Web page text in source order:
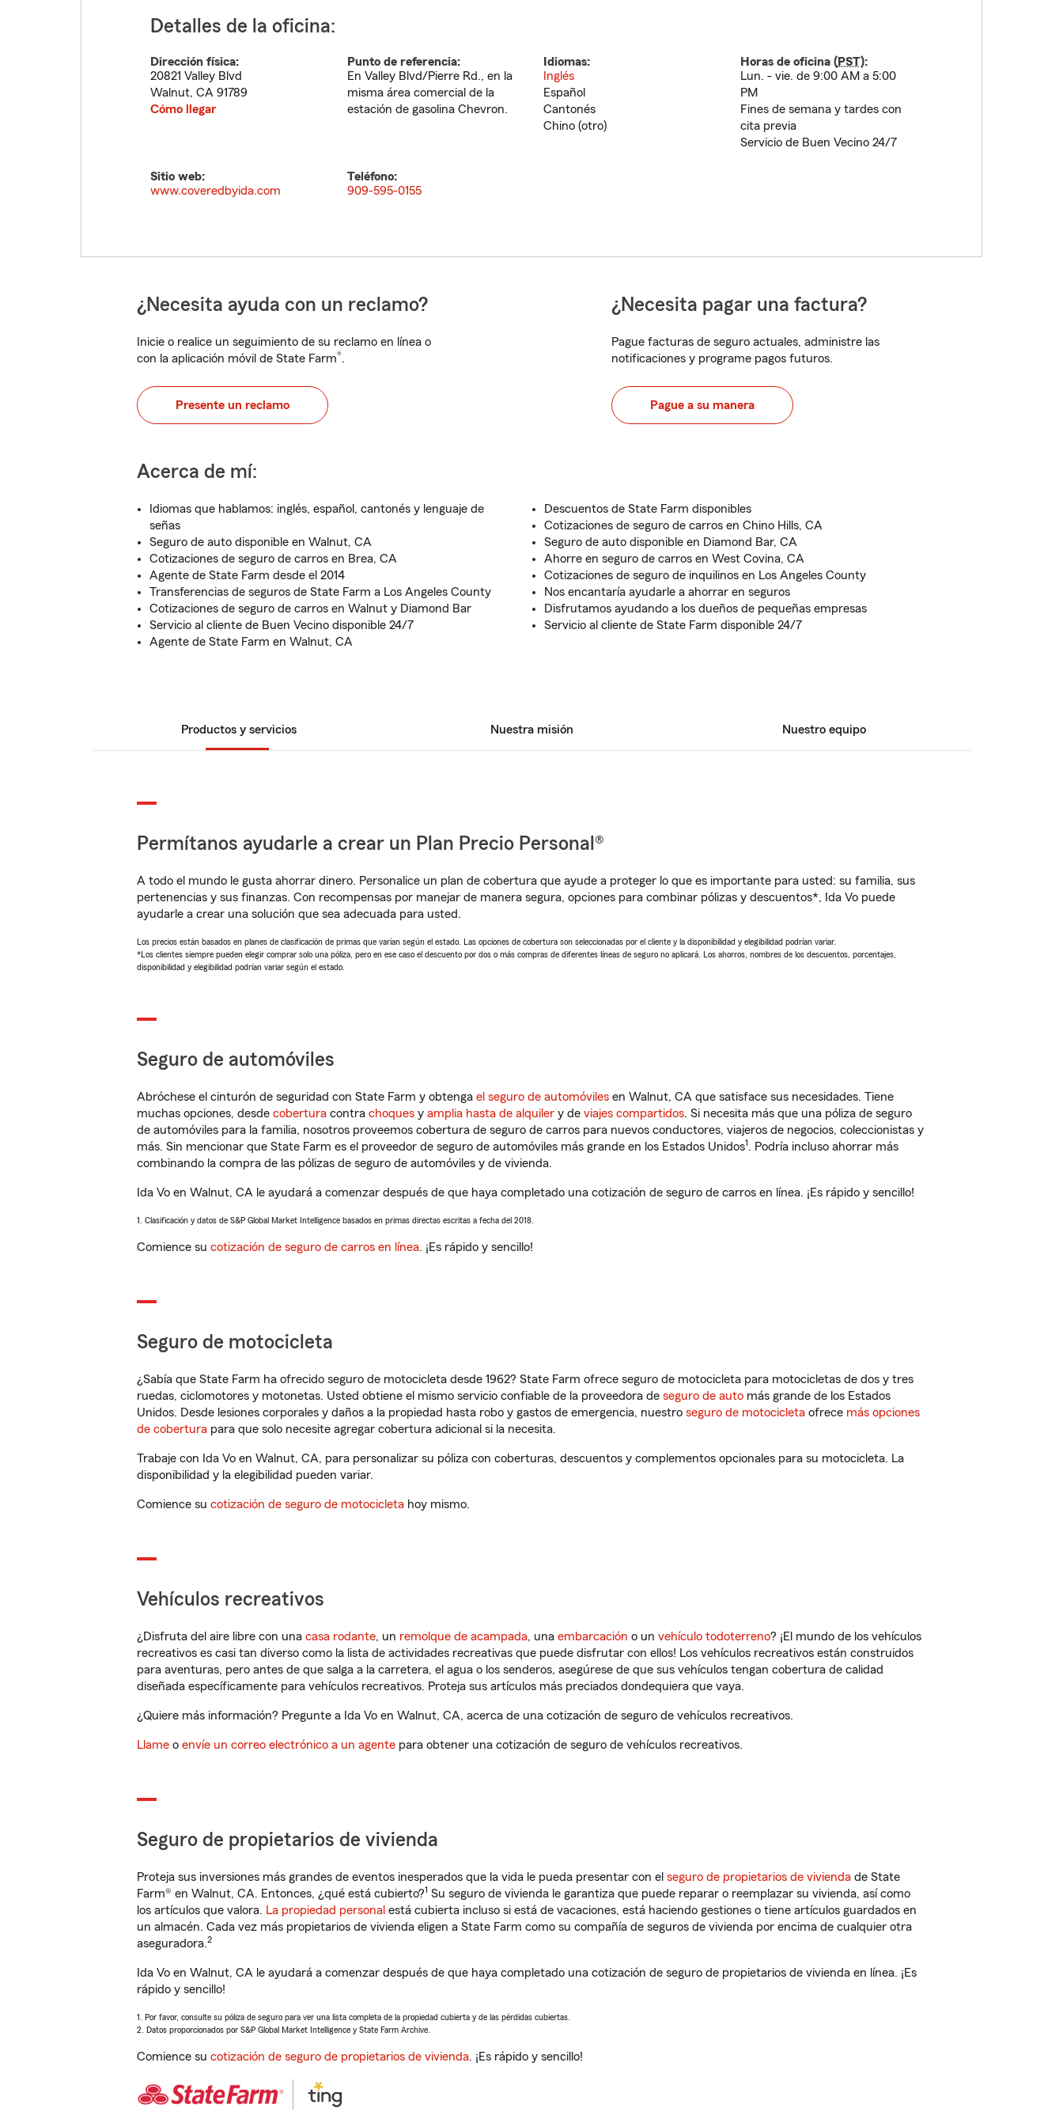
Detalles de la oficina:
Dirección física:
20821 Valley Blvd
Walnut, CA 91789
Cómo llegar
Punto de referencia:
En Valley Blvd/Pierre Rd., en la
misma área comercial de la
estación de gasolina Chevron.
Idiomas:
Inglés
Español
Cantonés
Chino (otro)
Horas de oficina (PST):
Lun. - vie. de 9:00 AM a 5:00
PM
Fines de semana y tardes con
cita previa
Servicio de Buen Vecino 24/7
Sitio web:
www.coveredbyida.com
Teléfono:
909-595-0155
¿Necesita ayuda con un reclamo?
Inicie o realice un seguimiento de su reclamo en línea o
con la aplicación móvil de State Farm®.
Presente un reclamo
¿Necesita pagar una factura?
Pague facturas de seguro actuales, administre las
notificaciones y programe pagos futuros.
Pague a su manera
Acerca de mí:
Idiomas que hablamos: inglés, español, cantonés y lenguaje de
señas
Seguro de auto disponible en Walnut, CA
Cotizaciones de seguro de carros en Brea, CA
Agente de State Farm desde el 2014
Transferencias de seguros de State Farm a Los Angeles County
Cotizaciones de seguro de carros en Walnut y Diamond Bar
Servicio al cliente de Buen Vecino disponible 24/7
Agente de State Farm en Walnut, CA
Descuentos de State Farm disponibles
Cotizaciones de seguro de carros en Chino Hills, CA
Seguro de auto disponible en Diamond Bar, CA
Ahorre en seguro de carros en West Covina, CA
Cotizaciones de seguro de inquilinos en Los Angeles County
Nos encantaría ayudarle a ahorrar en seguros
Disfrutamos ayudando a los dueños de pequeñas empresas
Servicio al cliente de State Farm disponible 24/7
Productos y servicios Nuestra misión Nuestro equipo
Permítanos ayudarle a crear un Plan Precio Personal®
A todo el mundo le gusta ahorrar dinero. Personalice un plan de cobertura que ayude a proteger lo que es importante para usted: su familia, sus
pertenencias y sus finanzas. Con recompensas por manejar de manera segura, opciones para combinar pólizas y descuentos*, Ida Vo puede
ayudarle a crear una solución que sea adecuada para usted.
Los precios están basados en planes de clasificación de primas que varían según el estado. Las opciones de cobertura son seleccionadas por el cliente y la disponibilidad y elegibilidad podrían variar.
*Los clientes siempre pueden elegir comprar solo una póliza, pero en ese caso el descuento por dos o más compras de diferentes líneas de seguro no aplicará. Los ahorros, nombres de los descuentos, porcentajes,
disponibilidad y elegibilidad podrían variar según el estado.
Seguro de automóviles
Abróchese el cinturón de seguridad con State Farm y obtenga el seguro de automóviles en Walnut, CA que satisface sus necesidades. Tiene
muchas opciones, desde cobertura contra choques y amplia hasta de alquiler y de viajes compartidos. Si necesita más que una póliza de seguro
de automóviles para la familia, nosotros proveemos cobertura de seguro de carros para nuevos conductores, viajeros de negocios, coleccionistas y
más. Sin mencionar que State Farm es el proveedor de seguro de automóviles más grande en los Estados Unidos1. Podría incluso ahorrar más
combinando la compra de las pólizas de seguro de automóviles y de vivienda.
Ida Vo en Walnut, CA le ayudará a comenzar después de que haya completado una cotización de seguro de carros en línea. ¡Es rápido y sencillo!
1. Clasificación y datos de S&P Global Market Intelligence basados en primas directas escritas a fecha del 2018.
Comience su cotización de seguro de carros en línea. ¡Es rápido y sencillo!
Seguro de motocicleta
¿Sabía que State Farm ha ofrecido seguro de motocicleta desde 1962? State Farm ofrece seguro de motocicleta para motocicletas de dos y tres
ruedas, ciclomotores y motonetas. Usted obtiene el mismo servicio confiable de la proveedora de seguro de auto más grande de los Estados
Unidos. Desde lesiones corporales y daños a la propiedad hasta robo y gastos de emergencia, nuestro seguro de motocicleta ofrece más opciones
de cobertura para que solo necesite agregar cobertura adicional si la necesita.
Trabaje con Ida Vo en Walnut, CA, para personalizar su póliza con coberturas, descuentos y complementos opcionales para su motocicleta. La
disponibilidad y la elegibilidad pueden variar.
Comience su cotización de seguro de motocicleta hoy mismo.
Vehículos recreativos
¿Disfruta del aire libre con una casa rodante, un remolque de acampada, una embarcación o un vehículo todoterreno? ¡El mundo de los vehículos
recreativos es casi tan diverso como la lista de actividades recreativas que puede disfrutar con ellos! Los vehículos recreativos están construidos
para aventuras, pero antes de que salga a la carretera, el agua o los senderos, asegúrese de que sus vehículos tengan cobertura de calidad
diseñada específicamente para vehículos recreativos. Proteja sus artículos más preciados dondequiera que vaya.
¿Quiere más información? Pregunte a Ida Vo en Walnut, CA, acerca de una cotización de seguro de vehículos recreativos.
Llame o envíe un correo electrónico a un agente para obtener una cotización de seguro de vehículos recreativos.
Seguro de propietarios de vivienda
Proteja sus inversiones más grandes de eventos inesperados que la vida le pueda presentar con el seguro de propietarios de vivienda de State
Farm® en Walnut, CA. Entonces, ¿qué está cubierto?1 Su seguro de vivienda le garantiza que puede reparar o reemplazar su vivienda, así como
los artículos que valora. La propiedad personal está cubierta incluso si está de vacaciones, está haciendo gestiones o tiene artículos guardados en
un almacén. Cada vez más propietarios de vivienda eligen a State Farm como su compañía de seguros de vivienda por encima de cualquier otra
aseguradora.2
Ida Vo en Walnut, CA le ayudará a comenzar después de que haya completado una cotización de seguro de propietarios de vivienda en línea. ¡Es
rápido y sencillo!
1. Por favor, consulte su póliza de seguro para ver una lista completa de la propiedad cubierta y de las pérdidas cubiertas.
2. Datos proporcionados por S&P Global Market Intelligence y State Farm Archive.
Comience su cotización de seguro de propietarios de vivienda. ¡Es rápido y sencillo!